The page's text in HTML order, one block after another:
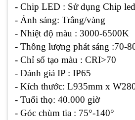
- Chip LED : Sử dụng Chip
- Ánh sáng: Trắng/vàng
- Nhiệt độ màu : 3000-6500K
- Thông lượng phát sáng :70-
- Chỉ số tạo màu : CRI>70
- Đánh giá IP : IP65
- Kích thước: L935mm x
- Tuổi thọ: 40.000 giờ
- Góc chùm tia : 75°-140°